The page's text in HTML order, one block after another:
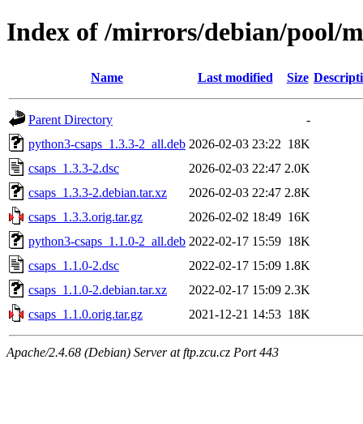
Index of /mirrors/debian/pool/
Name Last modified Size
Parent Directory
-
python3-csaps_1.3.3-2_all.deb 2026-02-03 23:22 18K
csaps_1.3.3-2.dsc
2026-02-03 22:47 2.0K
csaps_1.3.3-2.debian.tar.xz
2026-02-03 22:47 2.8K
csaps_1.3.3.orig.tar.gz
2026-02-02 18:49 16K
python3-csaps_1.1.0-2_all.deb 2022-02-17 15:59 18K
csaps_1.1.0-2.dsc
2022-02-17 15:09 1.8K
csaps_1.1.0-2.debian.tar.xz
2022-02-17 15:09 2.3K
csaps_1.1.0.orig.tar.gz
2021-12-21 14:53 18K
Apache/2.4.68 (Debian) Server at ftp.zcu.cz Port 443